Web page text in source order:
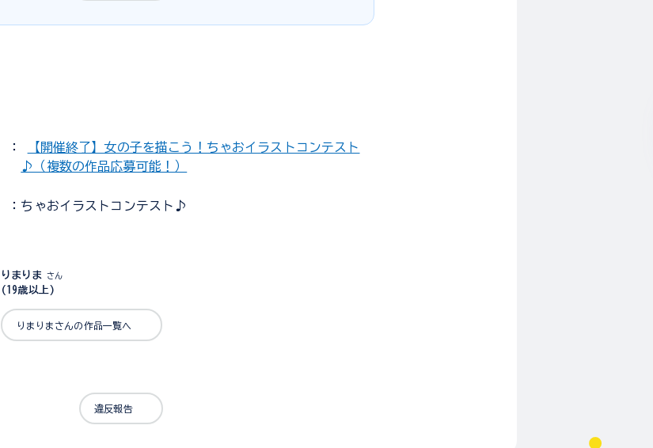
：
【開催終了】女の子を描こう！ちゃおイラストコンテスト
♪（複数の作品応募可能！）
：ちゃおイラストコンテスト♪
りまりま さん
(19歳以上)
りまりまさんの作品一覧へ
違反報告